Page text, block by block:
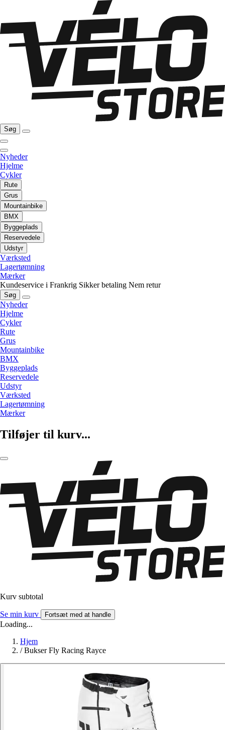
Søg
Nyheder
Hjelme
Cykler
Rute
Grus
Mountainbike
BMX
Byggeplads
Reservedele
Udstyr
Værksted
Lagertømning
Mærker
Kundeservice i Frankrig Sikker betaling Nem retur
Søg
Nyheder
Hjelme
Cykler
Rute
Grus
Mountainbike
BMX
Byggeplads
Reservedele
Udstyr
Værksted
Lagertømning
Mærker
Tilføjer til kurv...
Kurv subtotal
Se min kurv Fortsæt med at handle
Loading...
Hjem
/ Bukser Fly Racing Rayce